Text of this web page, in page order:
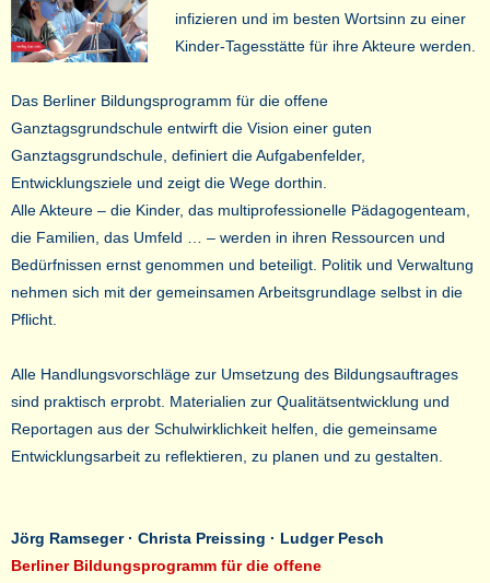
infizieren und im besten Wortsinn zu einer
Kinder-Tagesstätte für ihre Akteure werden.
Das Berliner Bildungsprogramm für die offene
Ganztagsgrundschule entwirft die Vision einer guten
Ganztagsgrundschule, definiert die Aufgabenfelder,
Entwicklungsziele und zeigt die Wege dorthin.
Alle Akteure – die Kinder, das multiprofessionelle Pädagogenteam,
die Familien, das Umfeld … – werden in ihren Ressourcen und
Bedürfnissen ernst genommen und beteiligt. Politik und Verwaltung
nehmen sich mit der gemeinsamen Arbeitsgrundlage selbst in die
Pflicht.
Alle Handlungsvorschläge zur Umsetzung des Bildungsauftrages
sind praktisch erprobt. Materialien zur Qualitätsentwicklung und
Reportagen aus der Schulwirklichkeit helfen, die gemeinsame
Entwicklungsarbeit zu reflektieren, zu planen und zu gestalten.
Jörg Ramseger · Christa Preissing · Ludger Pesch
Berliner Bildungsprogramm für die offene